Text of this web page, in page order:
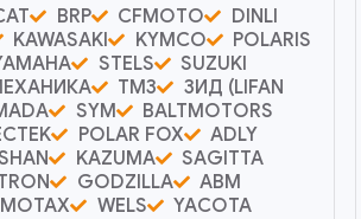
BRP CFMOTO
DINLI
KAWASAKI KYMCO
POLARIS
STELS
SUZUKI
ТМЗ
ЗИД (LIFAN
SYM
BALTMOTORS
POLAR FOX
ADLY
KAZUMA
SAGITTA
GODZILLA
ABM
MOTAX WELS
YACOTA